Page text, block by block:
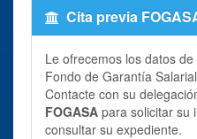
Cita previa
Le ofrecemos los datos
Fondo de Garantía
Contacte con su
FOGASA para solicitar su
consultar su expediente.